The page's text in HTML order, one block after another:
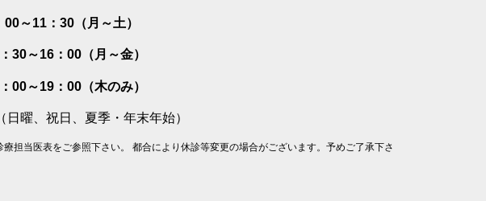
00～11：30（月～土）
30～16：00（月～金）
00～19：00（木のみ）
日曜、祝日、夏季・年末年始）
療担当医表をご参照下さい。 都合により休診等変更の場合がございます。予めご了承下さ